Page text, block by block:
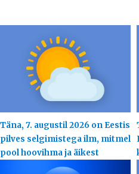
Täna, 7. augustil 2026 on Eestis
pilves selgimistega ilm, mitmel
pool hoovihma ja äikest